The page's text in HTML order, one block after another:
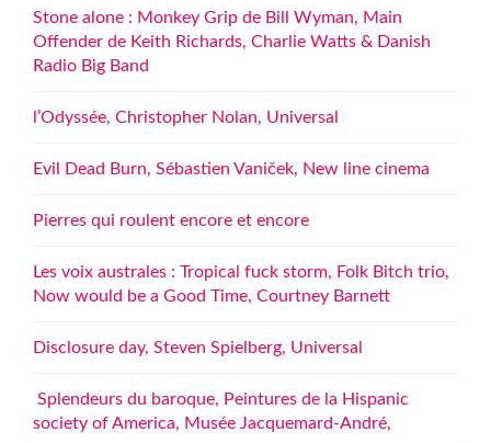
Stone alone : Monkey Grip de Bill Wyman, Main
Offender de Keith Richards, Charlie Watts & Danish
Radio Big Band
l’Odyssée, Christopher Nolan, Universal
Evil Dead Burn, Sébastien Vaniček, New line cinema
Pierres qui roulent encore et encore
Les voix australes : Tropical fuck storm, Folk Bitch trio,
Now would be a Good Time, Courtney Barnett
Disclosure day, Steven Spielberg, Universal
Splendeurs du baroque, Peintures de la Hispanic
society of America, Musée Jacquemard-André,